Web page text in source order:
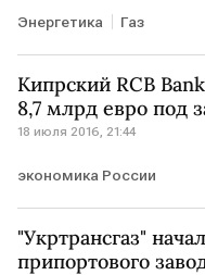
Энергетика Газ
Кипрский RCB
8,7 млрд евро под
18 июля 2016, 21:44
экономика России
"Укртрансгаз"
припортового